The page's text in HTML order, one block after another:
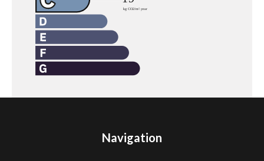
Navigation